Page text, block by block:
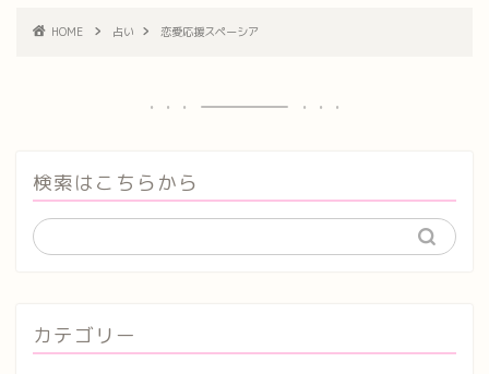
HOME 占い 恋愛応援スペーシア
検索はこちらから
カテゴリー